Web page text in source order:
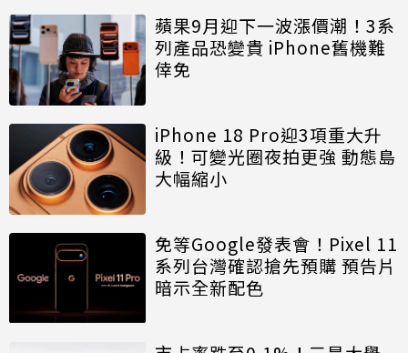
蘋果9月迎下一波漲價潮！3系
列產品恐變貴 iPhone舊機難
倖免
iPhone 18 Pro迎3項重大升
級！可變光圈夜拍更強 動態島
大幅縮小
免等Google發表會！Pixel 11
系列台灣確認搶先預購 預告片
暗示全新配色